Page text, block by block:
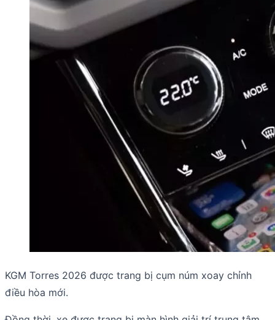
KGM Torres 2026 được trang bị cụm núm xoay chỉnh
điều hòa mới.